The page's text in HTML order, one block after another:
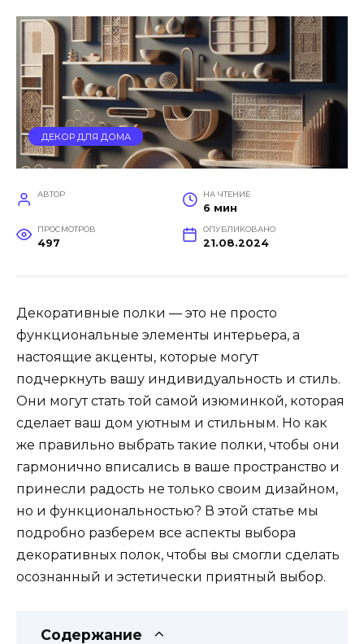
ДЕКОР ДЛЯ ДОМА
АВТОР НА ЧТЕНИЕ
6 мин
ПРОСМОТРОВ
497
ОПУБЛИКОВАНО
21.08.2024
Декоративные полки — это не просто
функциональные элементы интерьера, а
настоящие акценты, которые могут
подчеркнуть вашу индивидуальность и стиль.
Они могут стать той самой изюминкой, которая
сделает ваш дом уютным и стильным. Но как
же правильно выбрать такие полки, чтобы они
гармонично вписались в ваше пространство и
принесли радость не только своим дизайном,
но и функциональностью? В этой статье мы
подробно разберем все аспекты выбора
декоративных полок, чтобы вы смогли сделать
осознанный и эстетически приятный выбор.
Содержание